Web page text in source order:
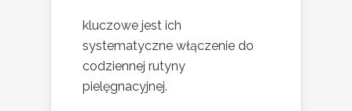
kluczowe jest ich
systematyczne włączenie do
codziennej rutyny
pielęgnacyjnej.